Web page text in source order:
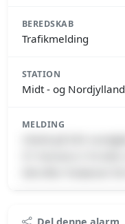
BEREDSKAB
Trafikmelding
STATION
Midt - og Nordjylland
MELDING